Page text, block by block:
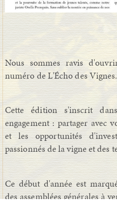
Nous sommes ravis
numéro de L'Écho des Vignes.
Cette édition s'inscrit
engagement : partager avec
et les opportunités
passionnés de la vigne et des
Ce début d'année est
des assemblées générales à